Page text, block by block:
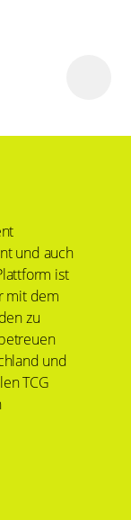
und auch
ist
mit dem
zu
und
TCG